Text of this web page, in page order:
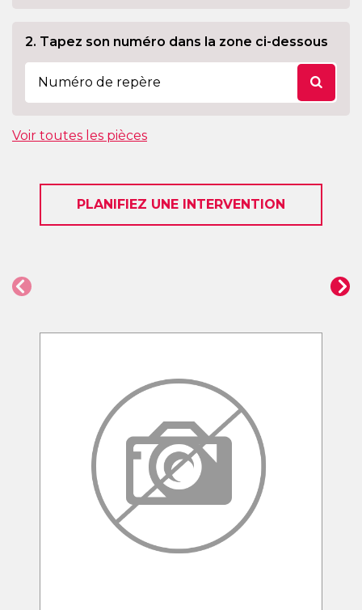
2. Tapez son numéro dans la zone ci-dessous
Voir toutes les pièces
PLANIFIEZ UNE INTERVENTION